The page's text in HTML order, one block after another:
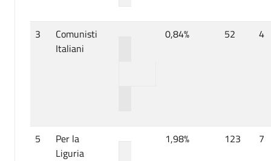
3
Comunisti
Italiani
0,84% 52 4
5
Per la
Liguria
1,98% 123 7